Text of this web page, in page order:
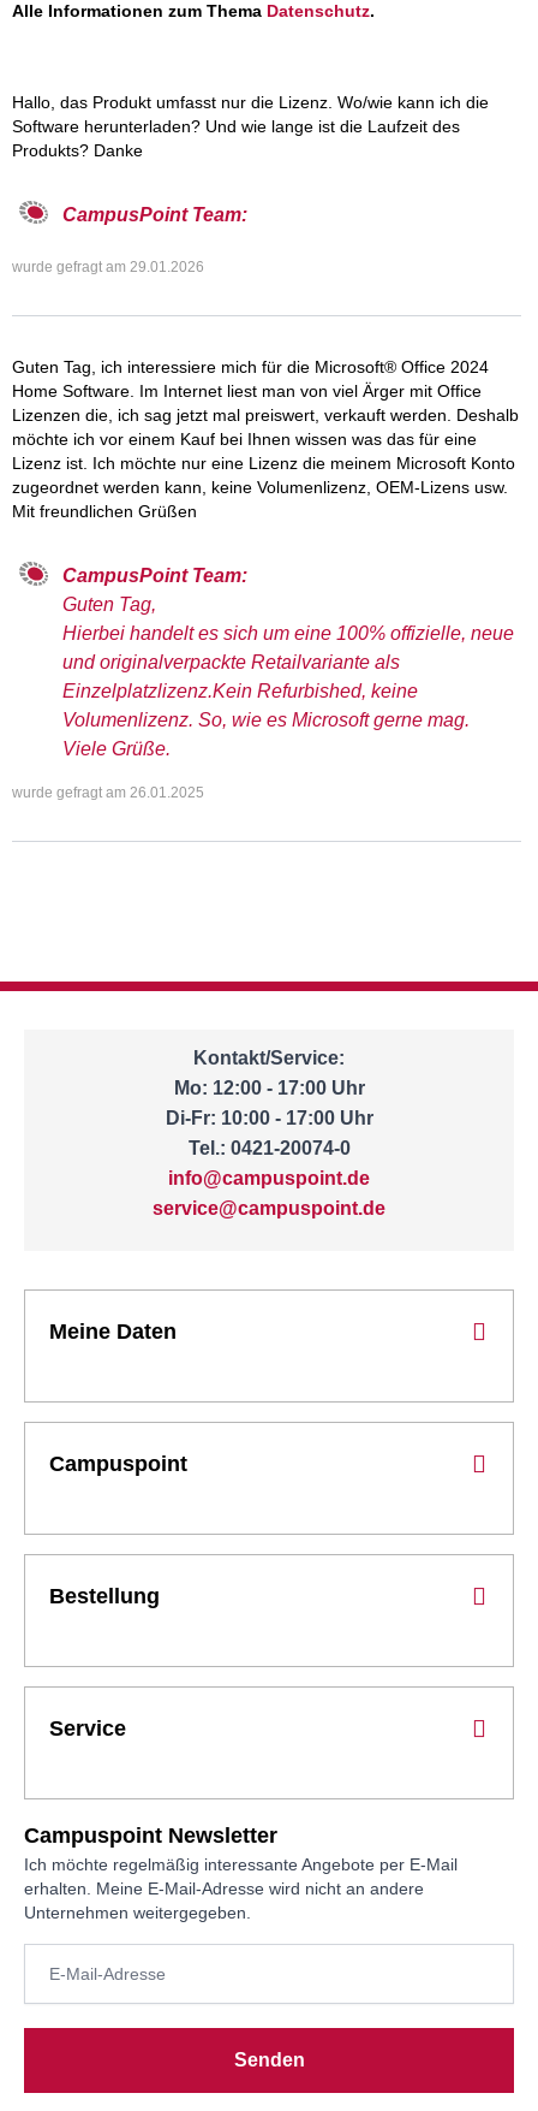
Alle Informationen zum Thema Datenschutz.
Hallo, das Produkt umfasst nur die Lizenz. Wo/wie kann ich die
Software herunterladen? Und wie lange ist die Laufzeit des
Produkts? Danke
CampusPoint Team:
wurde gefragt am 29.01.2026
Guten Tag, ich interessiere mich für die Microsoft® Office 2024
Home Software. Im Internet liest man von viel Ärger mit Office
Lizenzen die, ich sag jetzt mal preiswert, verkauft werden. Deshalb
möchte ich vor einem Kauf bei Ihnen wissen was das für eine
Lizenz ist. Ich möchte nur eine Lizenz die meinem Microsoft Konto
zugeordnet werden kann, keine Volumenlizenz, OEM-Lizens usw.
Mit freundlichen Grüßen
CampusPoint Team:
Guten Tag,
Hierbei handelt es sich um eine 100% offizielle, neue
und originalverpackte Retailvariante als
Einzelplatzlizenz.Kein Refurbished, keine
Volumenlizenz. So, wie es Microsoft gerne mag.
Viele Grüße.
wurde gefragt am 26.01.2025
Kontakt/Service:
Mo: 12:00 - 17:00 Uhr
Di-Fr: 10:00 - 17:00 Uhr
Tel.: 0421-20074-0
info@campuspoint.de
service@campuspoint.de
Meine Daten
Campuspoint
Bestellung
Service
Campuspoint Newsletter
Ich möchte regelmäßig interessante Angebote per E-Mail
erhalten. Meine E-Mail-Adresse wird nicht an andere
Unternehmen weitergegeben.
Senden